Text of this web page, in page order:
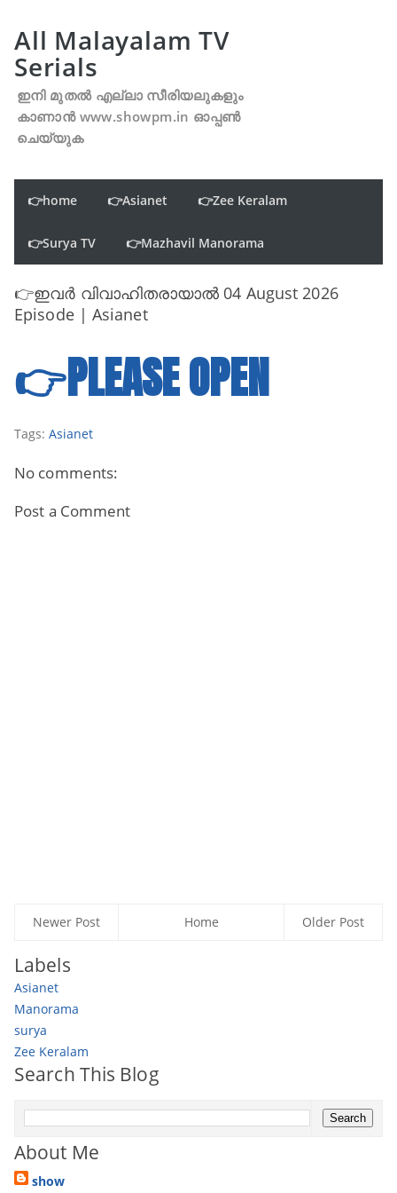
All Malayalam TV
Serials
ഇനി മുതൽ എല്ലാ സീരിയലുകളും
കാണാൻ www.showpm.in ഓപ്പൺ
ചെയ്യുക
👉home 👉Asianet 👉Zee Keralam
👉Surya TV 👉Mazhavil Manorama
👉ഇവർ വിവാഹിതരായാൽ 04 August 2026
Episode | Asianet
👉PLEASE OPEN
Tags: Asianet
No comments:
Post a Comment
Newer Post Older Post
Home
Labels
Asianet
Manorama
surya
Zee Keralam
Search This Blog
About Me
show